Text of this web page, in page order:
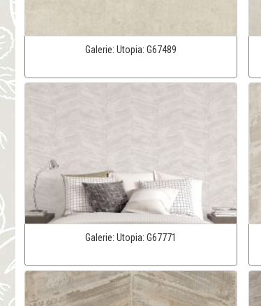
Galerie: Utopia: G67489
Galerie: Utopia: G67771